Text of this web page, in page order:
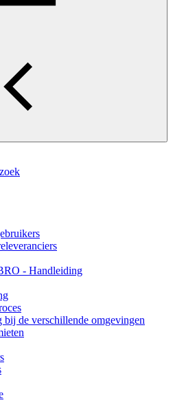
- Handleiding
bij de verschillende omgevingen